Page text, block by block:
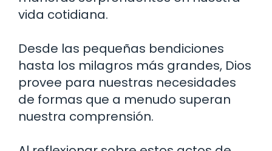
vida cotidiana.
Desde las pequeñas bendiciones
hasta los milagros más grandes, Dios
provee para nuestras necesidades
de formas que a menudo superan
nuestra comprensión.